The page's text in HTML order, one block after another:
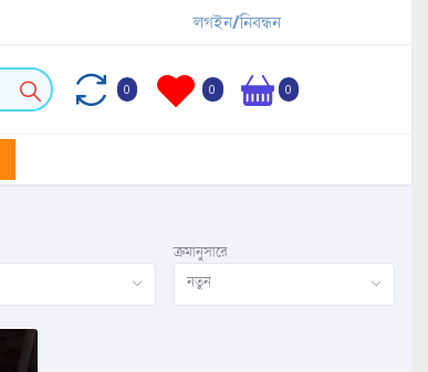
লগইন/নিবন্ধন
0 0 0
ক্রমানুসারে
নতুন